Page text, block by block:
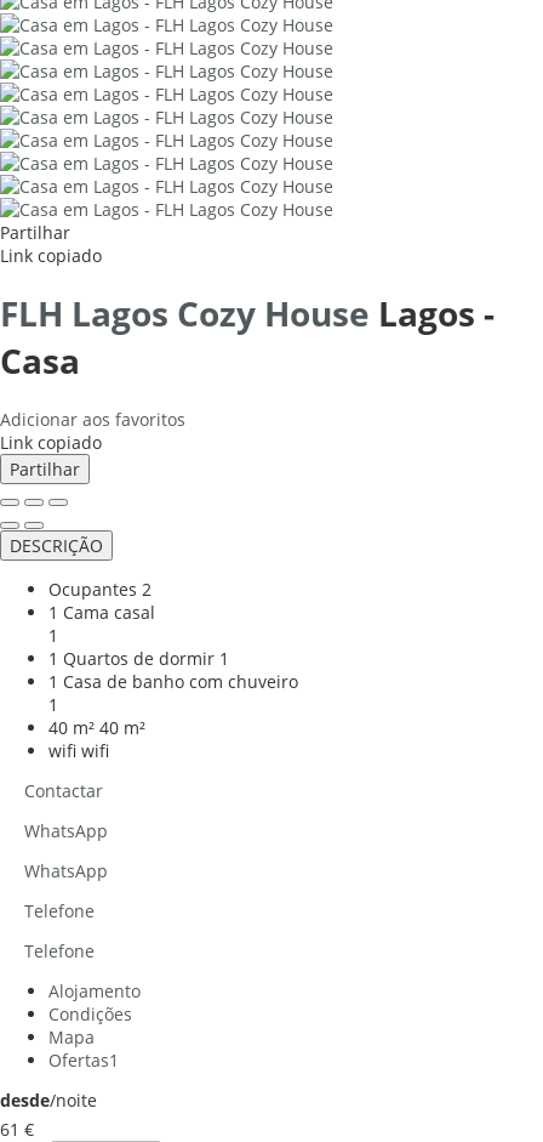
Partilhar
Link copiado
FLH Lagos Cozy House Lagos -
Casa
Adicionar aos favoritos
Link copiado
Partilhar
DESCRIÇÃO
Ocupantes 2
1 Cama casal
1
1 Quartos de dormir 1
1 Casa de banho com chuveiro
1
40 m² 40 m²
wifi wifi
Contactar
WhatsApp
WhatsApp
Telefone
Telefone
Alojamento
Condições
Mapa
Ofertas1
desde/noite
61 €